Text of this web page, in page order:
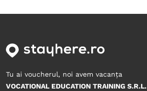
Tu ai voucherul, noi avem vacanța
VOCATIONAL EDUCATION TRAINING S.R.L.